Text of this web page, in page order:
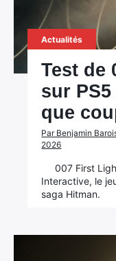
Actualités
Test de
sur
que
Par Benjamin
2026
007 First
Interactive, le
saga Hitman.